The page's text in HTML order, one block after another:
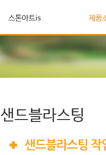
스톤아트is 제품
샌드블라스팅